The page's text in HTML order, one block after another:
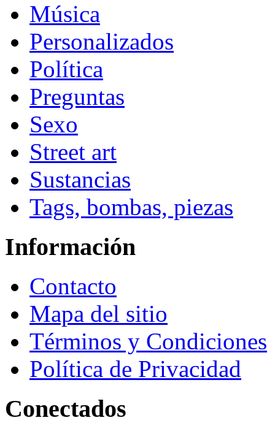
Música
Personalizados
Política
Preguntas
Sexo
Street art
Sustancias
Tags, bombas, piezas
Información
Contacto
Mapa del sitio
Términos y Condiciones
Política de Privacidad
Conectados